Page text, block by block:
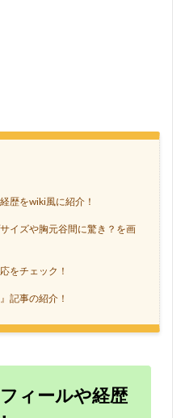
歴をwiki風に紹介！
イズや胸元谷間に驚き？を画
をチェック！
記事の紹介！
ィールや経歴